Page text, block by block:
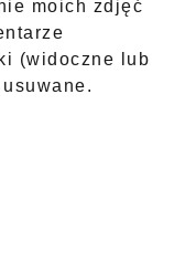
moich zdjęć
(widoczne lub